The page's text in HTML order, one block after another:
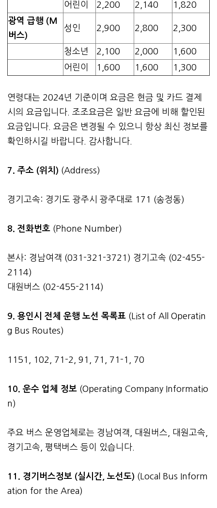
어린이 2,200 2,140
1,820
광역 급행 (M
버스)
성인 2,900 2,800 2,300
청소년 2,100 2,000
1,600
어린이
1,600 1,600 1,300
연령대는 2024년 기준이며 요금은 현금 및 카드 결제
시의 요금입니다. 조조요금은 일반 요금에 비해 할인된
요금입니다. 요금은 변경될 수 있으니 항상 최신 정보를
확인하시길 바랍니다. 감사합니다.
7. 주소 (위치) (Address)
경기고속: 경기도 광주시 광주대로 171 (송정동)
8. 전화번호 (Phone Number)
본사: 경남여객 (031-321-3721) 경기고속 (02-455-
2114)
대원버스 (02-455-2114)
9. 용인시 전체 운행 노선 목록표 (List of All Operatin
g Bus Routes)
1151, 102, 71-2, 91, 71, 71-1, 70
10. 운수 업체 정보 (Operating Company Informatio
n)
주요 버스 운영업체로는 경남여객, 대원버스, 대원고속,
경기고속, 평택버스 등이 있습니다.
11. 경기버스정보 (실시간, 노선도) (Local Bus Inform
ation for the Area)